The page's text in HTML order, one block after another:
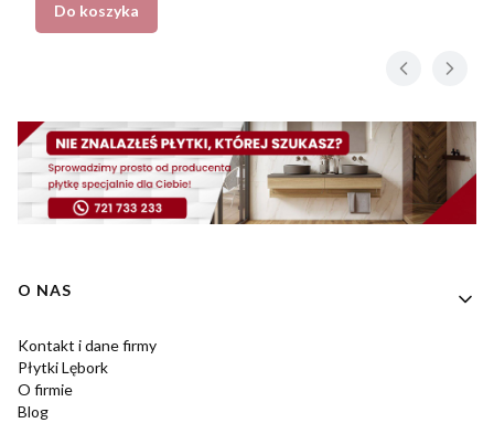
Do koszyka
Linki w stopce
O NAS
Kontakt i dane firmy
Płytki Lębork
O firmie
Blog